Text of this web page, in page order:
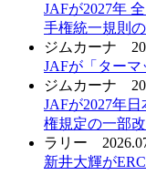
JAFが2027年
手権統一規則
ジムカーナ
JAFが「ター
ジムカーナ
JAFが2027年
権規定の一部
ラリー
新井大輝が